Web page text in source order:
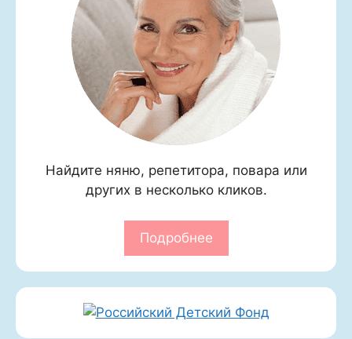
Найдите няню, репетитора, повара или
других в несколько кликов.
Подробнее